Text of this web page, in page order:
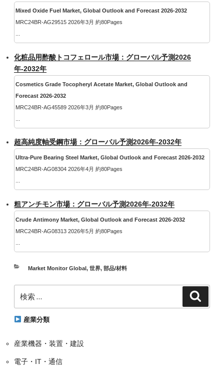
Mixed Oxide Fuel Market, Global Outlook and Forecast 2026-2032
MRC24BR-AG29515 2026年3月 約80Pages
化粧品用酢酸トコフェロール市場：グローバル予測2026
年-2032年
Cosmetics Grade Tocopheryl Acetate Market, Global Outlook and
Forecast 2026-2032
MRC24BR-AG45589 2026年3月 約80Pages
超高純度軸受鋼市場：グローバル予測2026年-2032年
Ultra-Pure Bearing Steel Market, Global Outlook and Forecast 2026-2032
MRC24BR-AG08304 2026年4月 約80Pages
粗アンチモン市場：グローバル予測2026年-2032年
Crude Antimony Market, Global Outlook and Forecast 2026-2032
MRC24BR-AG08313 2026年5月 約80Pages
カ
リ
Market Monitor Global, 世界, 部品/材料
索:
産業分類
産業機器・装置・建設
電子・IT・通信